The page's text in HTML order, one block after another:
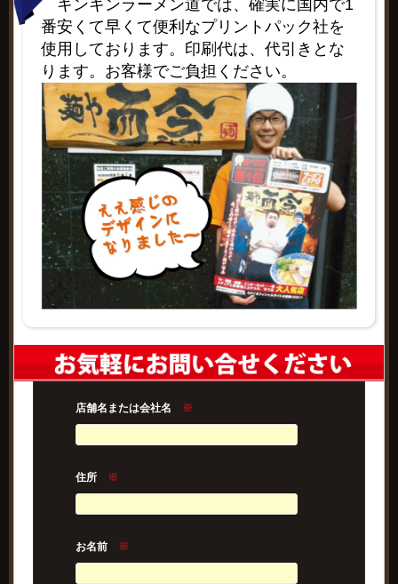
キンキンラーメン道では、確実に国内で1
番安くて早くて便利なプリントパック社を
使用しております。印刷代は、代引きとな
ります。お客様でご負担ください。
店舗名または会社名 ※
住所 ※
お名前 ※